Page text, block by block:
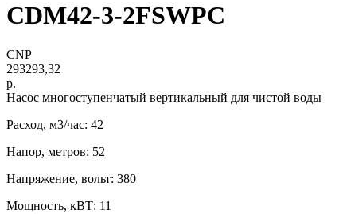
CDM42-3-2FSWPC
CNP
293293,32
р.
Нacоc многоступенчатый вертикaльный для чистoй воды
Расход, м3/час: 42
Напор, метров: 52
Напряжение, вольт: 380
Мощность, кВТ: 11